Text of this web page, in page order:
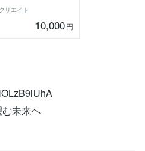
リエイト
10,000円
未来へ